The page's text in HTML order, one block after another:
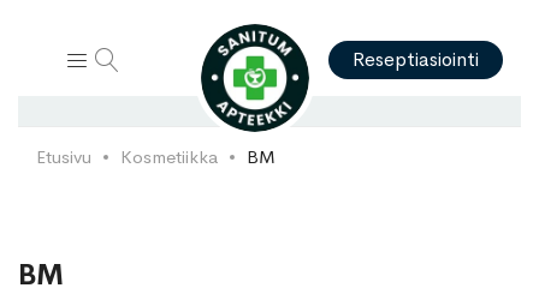
Reseptiasiointi
Etusivu Kosmetiikka BM
BM